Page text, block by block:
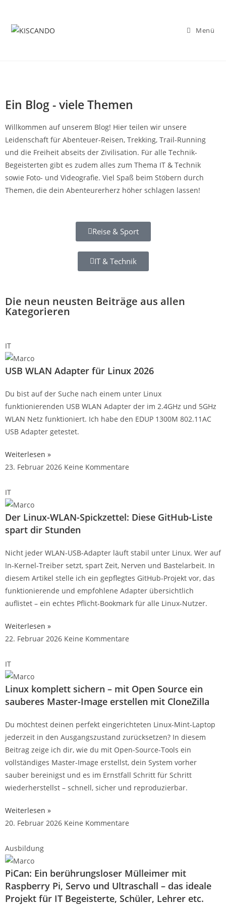
Menü
Ein Blog - viele Themen
Willkommen auf unserem Blog! Hier teilen wir unsere
Leidenschaft für Abenteuer-Reisen, Trekking, Trail-Running
und die Freiheit abseits der Zivilisation. Für alle Technik-
Begeisterten gibt es zudem alles zum Thema IT & Technik
sowie Foto- und Videografie. Viel Spaß beim Stöbern durch
Themen, die dein Abenteurerherz höher schlagen lassen!
Reise & Sport
IT & Technik
Die neun neusten Beiträge aus allen
Kategorieren
IT
USB WLAN Adapter für Linux 2026
Du bist auf der Suche nach einem unter Linux
funktionierenden USB WLAN Adapter der im 2.4GHz und 5GHz
WLAN Netz funktioniert. Ich habe den EDUP 1300M 802.11AC
USB Adapter getestet.
Weiterlesen »
23. Februar 2026 Keine Kommentare
IT
Der Linux-WLAN-Spickzettel: Diese GitHub-Liste
spart dir Stunden
Nicht jeder WLAN-USB-Adapter läuft stabil unter Linux. Wer auf
In-Kernel-Treiber setzt, spart Zeit, Nerven und Bastelarbeit. In
diesem Artikel stelle ich ein gepflegtes GitHub-Projekt vor, das
funktionierende und empfohlene Adapter übersichtlich
auflistet – ein echtes Pflicht-Bookmark für alle Linux-Nutzer.
Weiterlesen »
22. Februar 2026 Keine Kommentare
IT
Linux komplett sichern – mit Open Source ein
sauberes Master-Image erstellen mit CloneZilla
Du möchtest deinen perfekt eingerichteten Linux-Mint-Laptop
jederzeit in den Ausgangszustand zurücksetzen? In diesem
Beitrag zeige ich dir, wie du mit Open-Source-Tools ein
vollständiges Master-Image erstellst, dein System vorher
sauber bereinigst und es im Ernstfall Schritt für Schritt
wiederherstellst – schnell, sicher und reproduzierbar.
Weiterlesen »
20. Februar 2026 Keine Kommentare
Ausbildung
PiCan: Ein berührungsloser Mülleimer mit
Raspberry Pi, Servo und Ultraschall – das ideale
Projekt für IT Begeisterte, Schüler, Lehrer etc.